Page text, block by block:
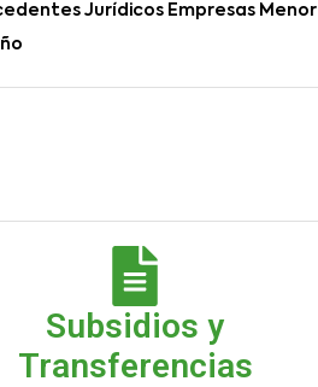
Jurídicos Empresas Menor
Subsidios y
Transferencias